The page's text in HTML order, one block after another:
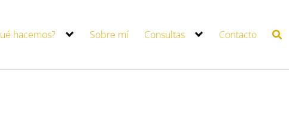
hacemos? Sobre mí Consultas Contacto